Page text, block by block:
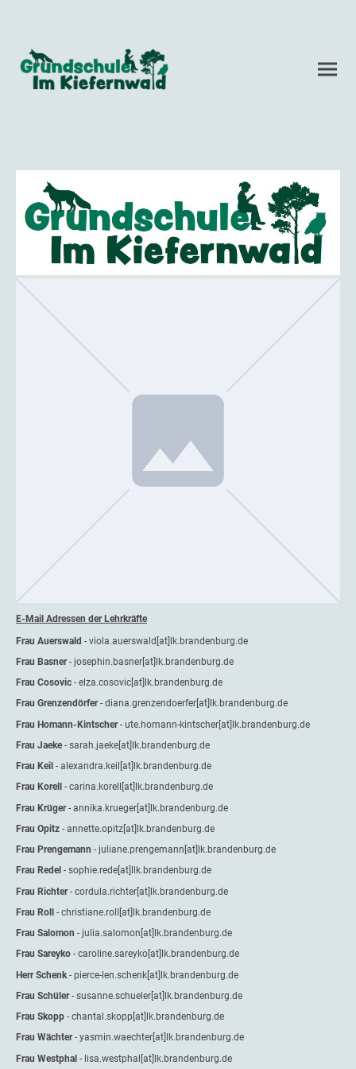
E-Mail Adressen der Lehrkräfte
Frau Auerswald - viola.auerswald[at]lk.brandenburg.de
Frau Basner- josephin.basner[at]lk.brandenburg.de
Frau Cosovic - elza.cosovic[at]lk.brandenburg.de
Frau Grenzendörfer- diana.grenzendoerfer[at]lk.brandenburg.de
Frau Homann-Kintscher- ute.homann-kintscher[at]lk.brandenburg.de
Frau Jaeke- sarah.jaeke[at]lk.brandenburg.de
Frau Keil - alexandra.keil[at]lk.brandenburg.de
Frau Korell
- carina.korell[at]lk.brandenburg.de
Frau Krüger- annika.krueger[at]lk.brandenburg.de
Frau Opitz - annette.opitz[at]lk.brandenburg.de
Frau Prengemann - juliane.prengemann[at]lk.brandenburg.de
Frau Redel - sophie.rede[at]llk.brandenburg.de
Frau Richter- cordula.richter[at]lk.brandenburg.de
Frau Roll
- christiane.roll[at]lk.brandenburg.de
Frau Salomon - julia.salomon[at]lk.brandenburg.de
Frau Sareyko - caroline.sareyko[at]lk.brandenburg.de
Herr Schenk - pierce-len.schenk[at]lk.brandenburg.de
Frau Schüler- susanne.schueler[at]lk.brandenburg.de
Frau Skopp - chantal.skopp[at]lk.brandenburg.de
Frau Wächter- yasmin.waechter[at]lk.brandenburg.de
Frau Westphal - lisa.westphal[at]lk.brandenburg.de